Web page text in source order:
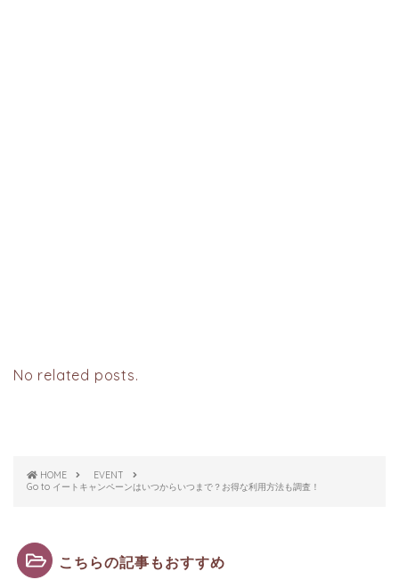
No related posts.
HOME
EVENT
Go to イートキャンペーンはいつからいつまで？お得な利用方法も調査！
こちらの記事もおすすめ